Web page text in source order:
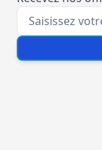
Votre e-mail